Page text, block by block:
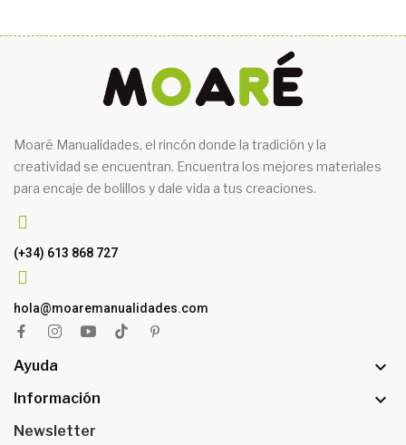
Moaré Manualidades, el rincón donde la tradición y la
creatividad se encuentran. Encuentra los mejores materiales
para encaje de bolillos y dale vida a tus creaciones.
(+34) 613 868 727
hola@moaremanualidades.com
Ayuda 
Información 
Newsletter